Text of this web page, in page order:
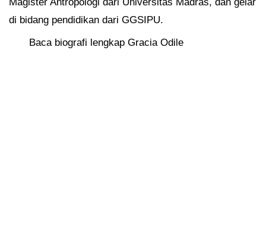
di bidang pendidikan dari GGSIPU.
Baca biografi lengkap Gracia Odile